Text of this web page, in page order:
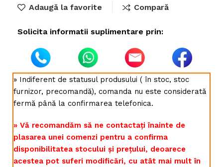
Adaugă la favorite Compară
Solicita informatii suplimentare prin:
» Indiferent de statusul produsului ( în stoc, stoc
furnizor, precomandă), comanda nu este considerată
fermă până la confirmarea telefonica.
» Vă recomandăm să ne contactați înainte de
plasarea unei comenzi pentru a confirma
disponibilitatea stocului și prețului, deoarece
acestea pot suferi modificări, cu atât mai mult în